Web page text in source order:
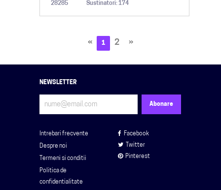
28285 Sustinatori: 174
« 1 2 »
NEWSLETTER
Intrebari frecvente
Despre noi
Termeni si conditii
Politica de
confidentialitate
Facebook
Twitter
Pinterest